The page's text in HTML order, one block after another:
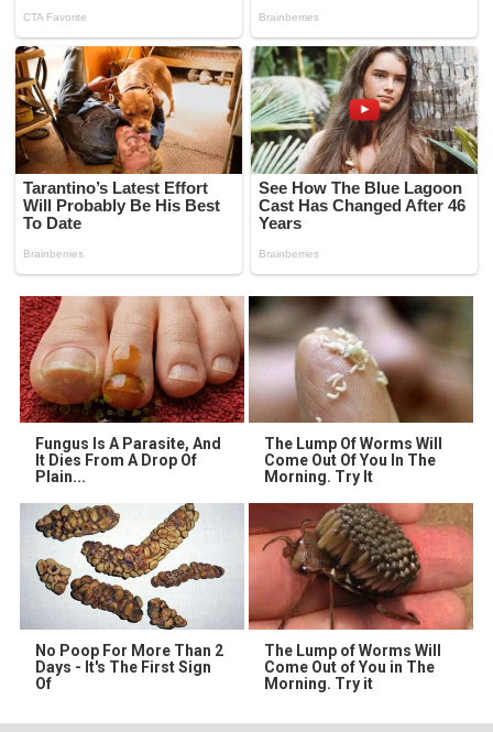
Fungus Is A Parasite, And
It Dies From A Drop Of
Plain...
The Lump Of Worms Will
Come Out Of You In The
Morning. Try It
No Poop For More Than 2
Days - It's The First Sign
Of
The Lump of Worms Will
Come Out of You in The
Morning. Try it